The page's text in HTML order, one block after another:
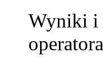
Wyniki i